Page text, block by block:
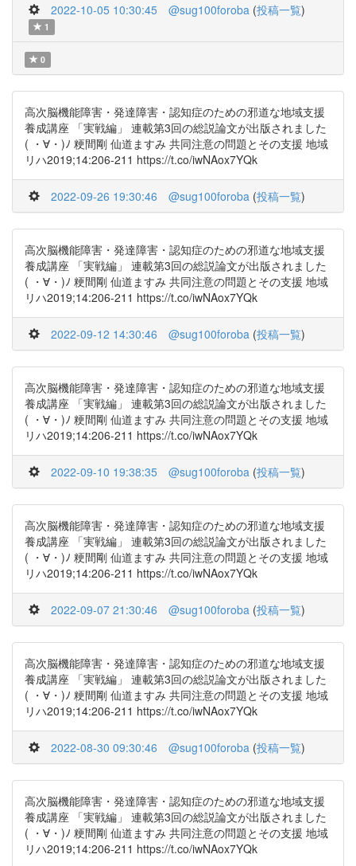
2022-10-05 10:30:45 @sug100foroba (投稿一覧)
1
0
高次脳機能障害・発達障害・認知症のための邪道な地域支援
養成講座 「実戦編」 連載第3回の総説論文が出版されました
( ・∀・)ﾉ 粳間剛 仙道ますみ 共同注意の問題とその支援 地域
リハ2019;14:206-211 https://t.co/iwNAox7YQk
2022-09-26 19:30:46 @sug100foroba (投稿一覧)
高次脳機能障害・発達障害・認知症のための邪道な地域支援
養成講座 「実戦編」 連載第3回の総説論文が出版されました
( ・∀・)ﾉ 粳間剛 仙道ますみ 共同注意の問題とその支援 地域
リハ2019;14:206-211 https://t.co/iwNAox7YQk
2022-09-12 14:30:46 @sug100foroba (投稿一覧)
高次脳機能障害・発達障害・認知症のための邪道な地域支援
養成講座 「実戦編」 連載第3回の総説論文が出版されました
( ・∀・)ﾉ 粳間剛 仙道ますみ 共同注意の問題とその支援 地域
リハ2019;14:206-211 https://t.co/iwNAox7YQk
2022-09-10 19:38:35 @sug100foroba (投稿一覧)
高次脳機能障害・発達障害・認知症のための邪道な地域支援
養成講座 「実戦編」 連載第3回の総説論文が出版されました
( ・∀・)ﾉ 粳間剛 仙道ますみ 共同注意の問題とその支援 地域
リハ2019;14:206-211 https://t.co/iwNAox7YQk
2022-09-07 21:30:46 @sug100foroba (投稿一覧)
高次脳機能障害・発達障害・認知症のための邪道な地域支援
養成講座 「実戦編」 連載第3回の総説論文が出版されました
( ・∀・)ﾉ 粳間剛 仙道ますみ 共同注意の問題とその支援 地域
リハ2019;14:206-211 https://t.co/iwNAox7YQk
2022-08-30 09:30:46 @sug100foroba (投稿一覧)
高次脳機能障害・発達障害・認知症のための邪道な地域支援
養成講座 「実戦編」 連載第3回の総説論文が出版されました
( ・∀・)ﾉ 粳間剛 仙道ますみ 共同注意の問題とその支援 地域
リハ2019;14:206-211 https://t.co/iwNAox7YQk